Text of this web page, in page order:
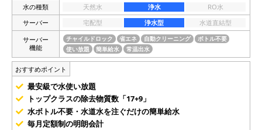
水の種類 天然水 浄水
RO水
サーバー
宅配型 浄水型
水道直結型
サーバー
機能
チャイルドロック 省エネ 自動クリーニング
ボトル不要
使い放題
簡単給水 常温出水
おすすめポイント
最安級で水使い放題
トップクラスの除去物質数「17+9」
水ボトル不要・水道水を注ぐだけの簡単給水
毎月定額制の明朗会計